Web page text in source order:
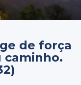
de força
caminho.